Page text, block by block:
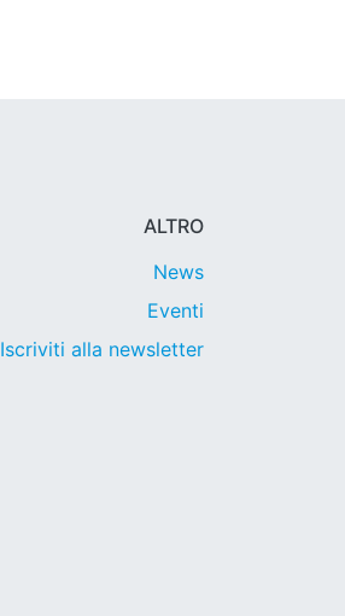
ALTRO
News
Eventi
Iscriviti alla newsletter